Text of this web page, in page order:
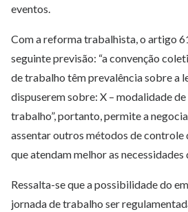
eventos.
Com a reforma trabalhista, o artigo
seguinte previsão: “a convenção
de trabalho têm prevalência sobre a
dispuserem sobre: X – modalidade
trabalho”, portanto, permite a
assentar outros métodos de controle
que atendam melhor as
Ressalta-se que a possibilidade do
jornada de trabalho ser